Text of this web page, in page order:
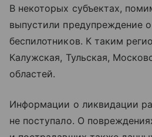
В некоторых субъектах,
выпустили предупреждение
беспилотников. К таким
Калужская, Тульская,
областей.
Информации о ликвидации
не поступало. О